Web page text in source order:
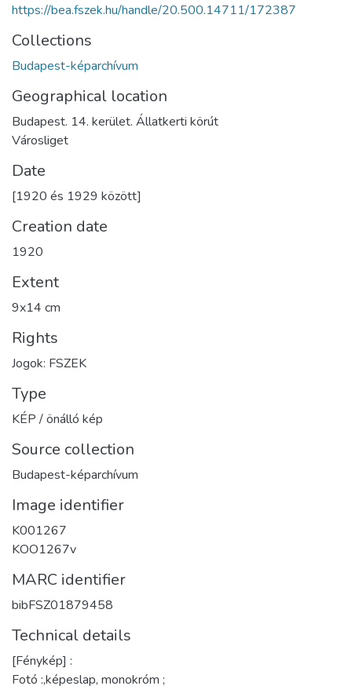
https://bea.fszek.hu/handle/20.500.14711/172387
Collections
Budapest-képarchívum
Geographical location
Budapest. 14. kerület. Állatkerti körút
Városliget
Date
[1920 és 1929 között]
Creation date
1920
Extent
9x14 cm
Rights
Jogok: FSZEK
Type
KÉP / önálló kép
Source collection
Budapest-képarchívum
Image identifier
K001267
KOO1267v
MARC identifier
bibFSZ01879458
Technical details
[Fénykép] :
Fotó :,képeslap, monokróm ;